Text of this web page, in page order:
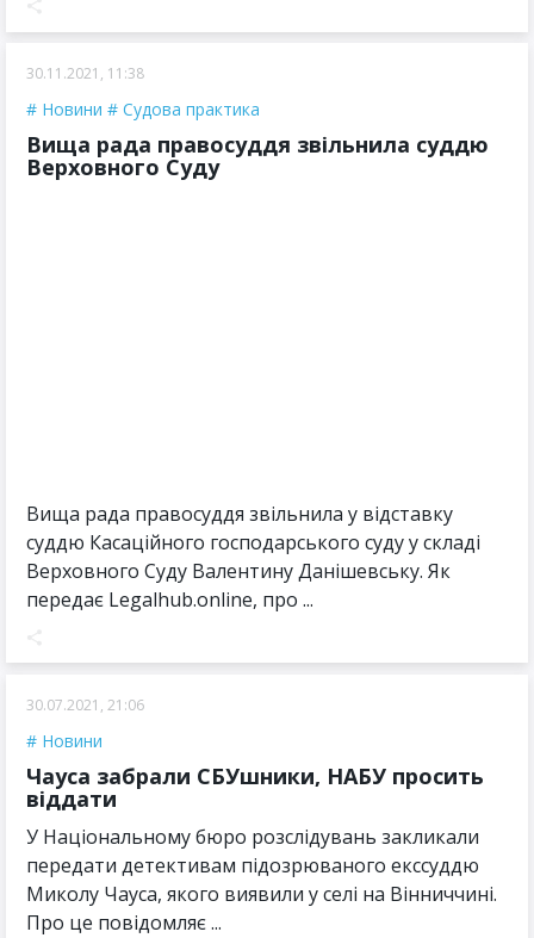
30.11.2021, 11:38
Новини Судова практика
Вища рада правосуддя звільнила суддю
Верховного Суду
Вища рада правосуддя звільнила у відставку
суддю Касаційного господарського суду у складі
Верховного Суду Валентину Данішевську. Як
передає Legalhub.online, про ...
30.07.2021, 21:06
Новини
Чауса забрали СБУшники, НАБУ просить
віддати
У Національному бюро розслідувань закликали
передати детективам підозрюваного екссуддю
Миколу Чауса, якого виявили у селі на Вінниччині.
Про це повідомляє ...